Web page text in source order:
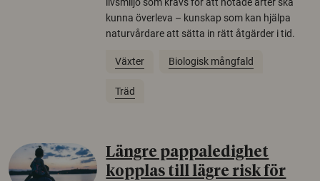
kunna överleva – kunskap som kan hjälpa
naturvårdare att sätta in rätt åtgärder i tid.
Växter Biologisk mångfald
Träd
Längre pappaledighet
kopplas till lägre risk för